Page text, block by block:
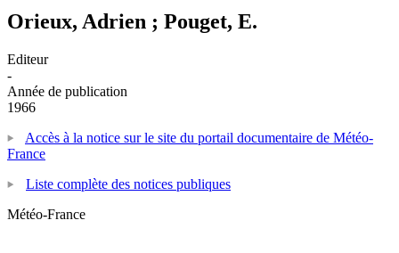
Orieux, Adrien ; Pouget, E.
Editeur
-
Année de publication
1966
Accès à la notice sur le site du portail documentaire de Météo-
France
Liste complète des notices publiques
Météo-France